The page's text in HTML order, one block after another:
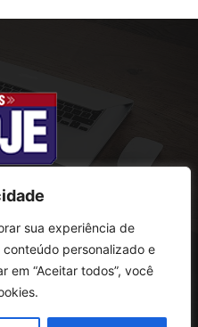
sua experiência de
personalizado e
em “Aceitar todos”, você
NÓS
Prado, 121